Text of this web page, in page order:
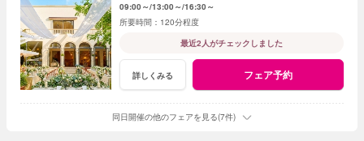
09:00～ 13:00～ 16:30～
120分程度
最近2人がチェックしました
詳しくみる フェア予約
同日開催の他のフェアを見る(7件)